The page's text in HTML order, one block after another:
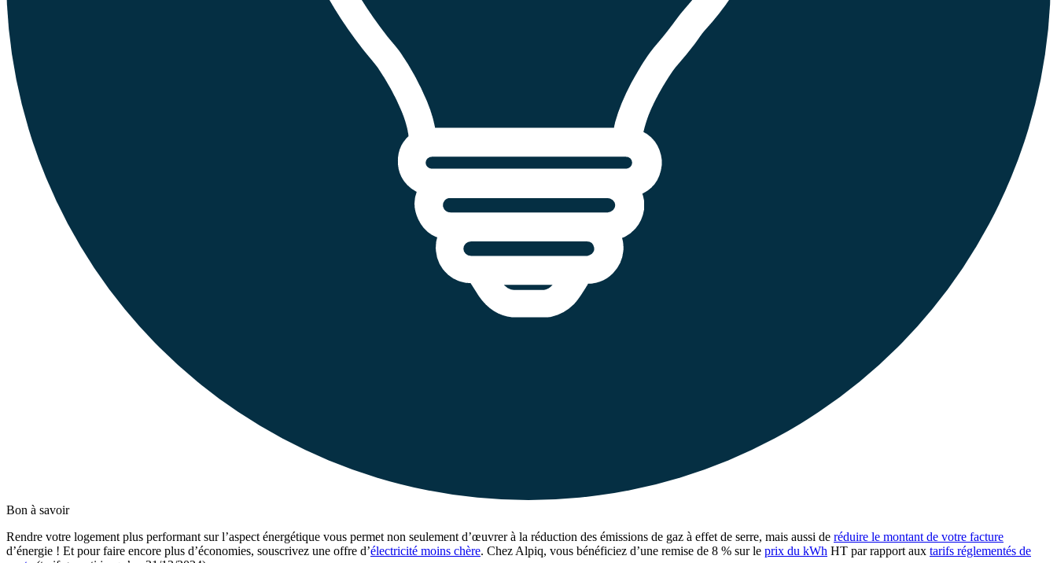
Bon à savoir
Rendre votre logement plus performant sur l’aspect énergétique vous permet non seulement d’œuvrer à la réduction des émissions de gaz à effet de serre, mais aussi de réduire le montant de votre facture
d’énergie ! Et pour faire encore plus d’économies, souscrivez une offre d’électricité moins chère. Chez Alpiq, vous bénéficiez d’une remise de 8 % sur le prix du kWh HT par rapport aux tarifs réglementés de